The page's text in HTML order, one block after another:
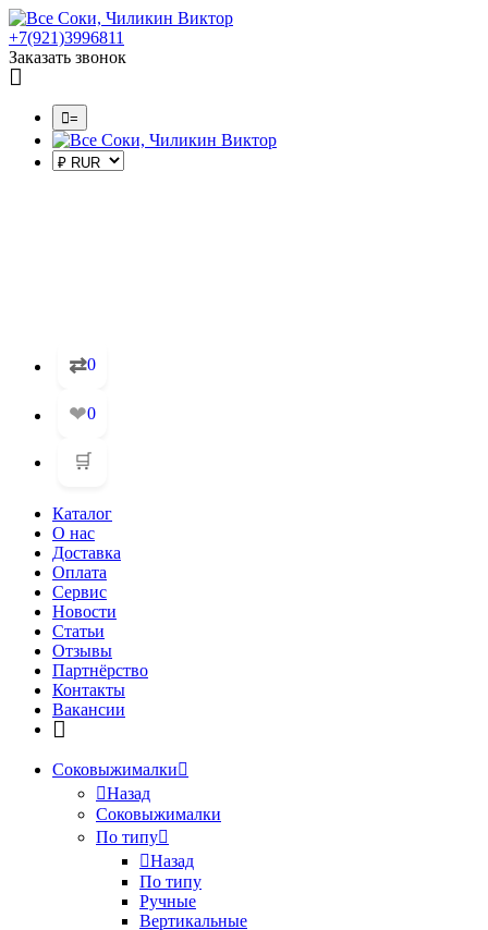
+7(921)3996811
Заказать звонок
=
⇄0
❤0
🛒
Каталог
О нас
Доставка
Оплата
Сервис
Новости
Статьи
Отзывы
Партнёрство
Контакты
Вакансии
Соковыжималки
Назад
Соковыжималки
По типу
Назад
По типу
Ручные
Вертикальные